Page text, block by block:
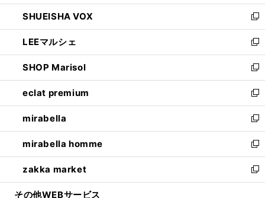
ウ
で
開
く
ン
ド
ウ
で
開
く
ウ
ィ
ン
ド
ウ
で
開
く
し
い
ウ
ィ
ン
ド
ウ
で
開
く
SHUEISHA VOX
新
し
い
ウ
ィ
ン
ド
ウ
で
開
く
LEEマルシェ
新
し
い
ウ
ィ
ン
ド
ウ
で
開
く
SHOP Marisol
新
し
い
ウ
ィ
ン
ド
ウ
で
開
eclat premium
新
し
い
ウ
ィ
ン
ド
ウ
mirabella
新
し
い
ウ
ィ
ン
mirabella homme
新
し
い
ウ
zakka market
新
し
その他WEBサービス